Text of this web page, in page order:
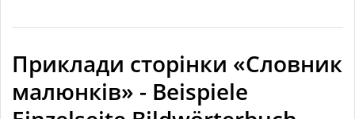
Приклади сторінки «Словник
малюнків» - Beispiele